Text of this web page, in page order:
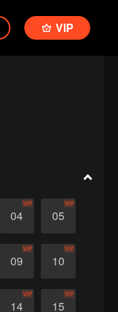
VIP
04
VIP
05
VIP
09
VIP
10
VIP
14
VIP
15
VIP